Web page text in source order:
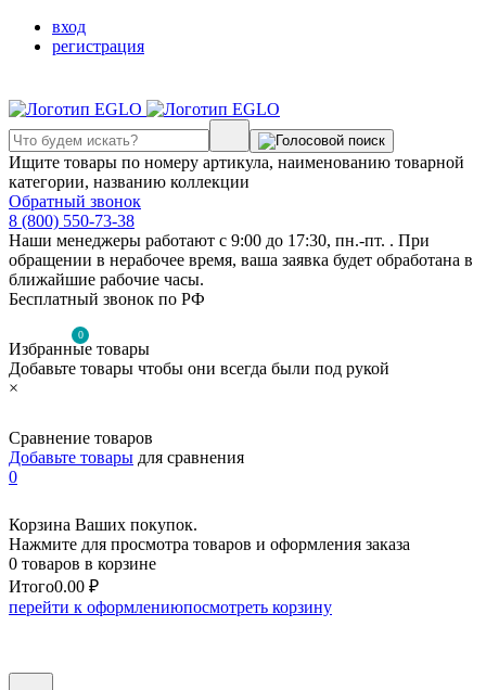
вход
регистрация
Ищите товары по номеру артикула, наименованию товарной
категории, названию коллекции
Обратный звонок
8 (800) 550-73-38
Наши менеджеры работают с 9:00 до 17:30, пн.-пт. . При
обращении в нерабочее время, ваша заявка будет обработана в
ближайшие рабочие часы.
Бесплатный звонок по РФ
0
Избранные товары
Добавьте товары чтобы они всегда были под рукой
×
Сравнение товаров
Добавьте товары для сравнения
0
Корзина Ваших покупок.
Нажмите для просмотра товаров и оформления заказа
0 товаров в корзине
Итого0.00 ₽
перейти к оформлениюпосмотреть корзину